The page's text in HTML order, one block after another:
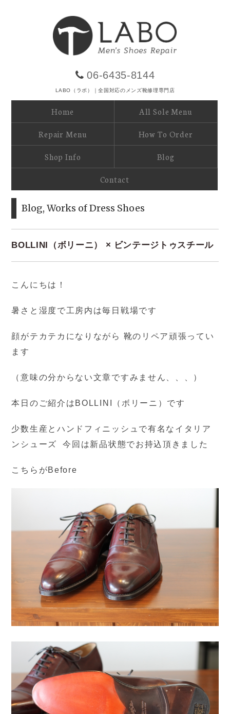
06-6435-8144
LABO（ラボ）｜全国対応のメンズ靴修理専門店
Home All Sole Menu
Repair Menu How To Order
Shop Info Blog
Contact
Blog,Works of Dress Shoes
BOLLINI（ボリーニ） × ビンテージトゥスチール
こんにちは！
暑さと湿度で工房内は毎日戦場です
顔がテカテカになりながら 靴のリペア頑張ってい
ます
（意味の分からない文章ですみません、、、）
本日のご紹介はBOLLINI（ボリーニ）です
少数生産とハンドフィニッシュで有名なイタリア
ンシューズ 今回は新品状態でお持込頂きました
こちらがBefore